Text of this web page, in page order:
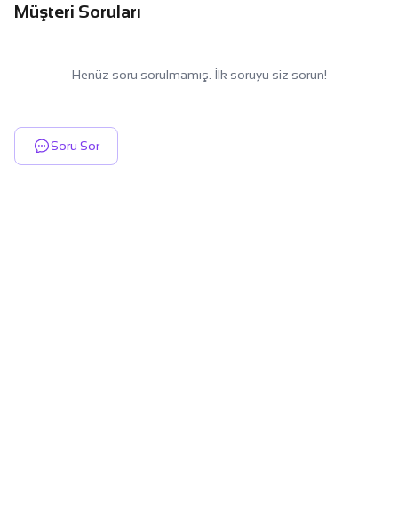
Müşteri Soruları
Henüz soru sorulmamış. İlk soruyu siz sorun!
Soru Sor